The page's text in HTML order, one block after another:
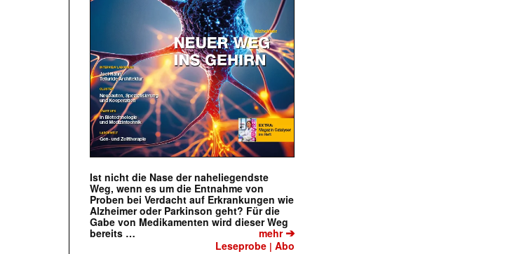
Ist nicht die Nase der naheliegendste
Weg, wenn es um die Entnahme von
Proben bei Verdacht auf Erkrankungen wie
Alzheimer oder Parkinson geht? Für die
Gabe von Medikamenten wird dieser Weg
bereits …
mehr➔
Leseprobe |Abo